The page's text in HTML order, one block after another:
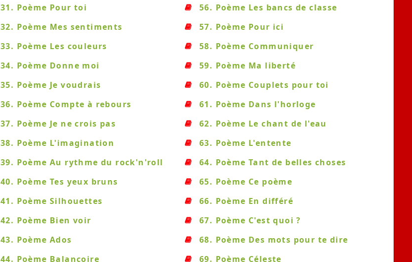
31. Poème Pour toi
32. Poème Mes sentiments
33. Poème Les couleurs
34. Poème Donne moi
35. Poème Je voudrais
36. Poème Compte à rebours
37. Poème Je ne crois pas
38. Poème L'imagination
39. Poème Au rythme du rock'n'roll
40. Poème Tes yeux bruns
41. Poème Silhouettes
42. Poème Bien voir
43. Poème Ados
44. Poème Balançoire
56. Poème Les bancs de classe
57. Poème Pour ici
58. Poème Communiquer
59. Poème Ma liberté
60. Poème Couplets pour toi
61. Poème Dans l'horloge
62. Poème Le chant de l'eau
63. Poème L'entente
64. Poème Tant de belles choses
65. Poème Ce poème
66. Poème En différé
67. Poème C'est quoi ?
68. Poème Des mots pour te dire
69. Poème Céleste